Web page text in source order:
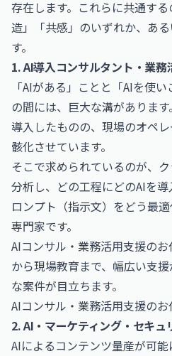
存在します。これらに共通す
造」「共感」のいずれか、あ
す。
1. AI導入コンサルタント・業務
「AIがある」ことと「AIを使
の間には、巨大な溝がありま
導入したものの、現場のオペ
骸化させています。
そこで求められているのが、
分析し、どの工程にどのAIを
ロンプト（指示文）をどう最
専門家です。
AIコンサル・業務活用支援の
から現場教育まで、幅広い支
な案件が目立ちます。
AIコンサル・業務活用支援のお
2. AI・マーケティング・セキュ
AIによるコンテンツ量産が可